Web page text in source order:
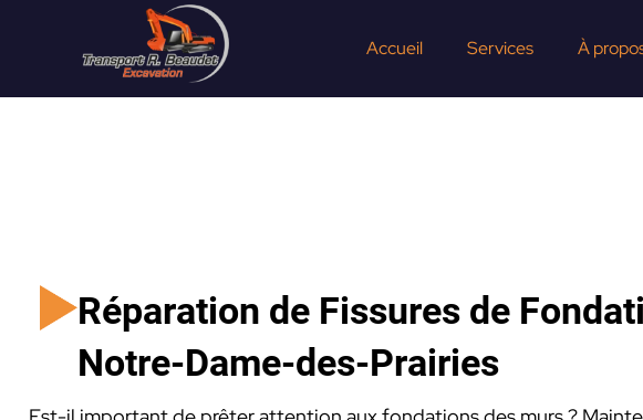
Accueil Services À
Réparation de Fissures de
Notre-Dame-des-Prairies